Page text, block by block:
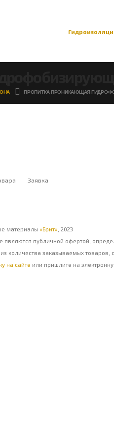
ПРОПИТКА ПРОНИКАЮЩАЯ
Заявка
материалы «Брит» , 2023
публичной офертой,
количества заказываемых товаров,
на сайте или пришлите на